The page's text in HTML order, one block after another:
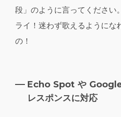
段」のように言ってください
ライ！迷わず歌えるようにな
の！
Echo Spot や
レスポンスに対応